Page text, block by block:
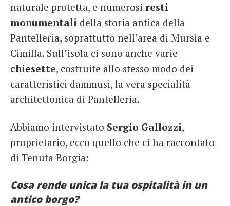
naturale protetta, e numerosi resti
monumentali della storia antica della
Pantelleria, soprattutto nell’area di Mursìa e
Cimilla. Sull’isola ci sono anche varie
chiesette, costruite allo stesso modo dei
caratteristici dammusi, la vera specialità
architettonica di Pantelleria.
Abbiamo intervistato Sergio Gallozzi,
proprietario, ecco quello che ci ha raccontato
di Tenuta Borgia:
Cosa rende unica la tua ospitalità in un
antico borgo?